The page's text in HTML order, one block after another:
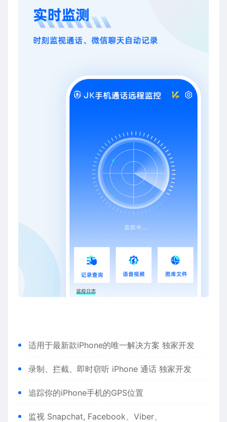
适用于最新款iPhone的唯一解决方案 独家开发
录制、拦截、即时窃听 iPhone 通话 独家开发
追踪你的iPhone手机的GPS位置
监视 Snapchat, Facebook、Viber、